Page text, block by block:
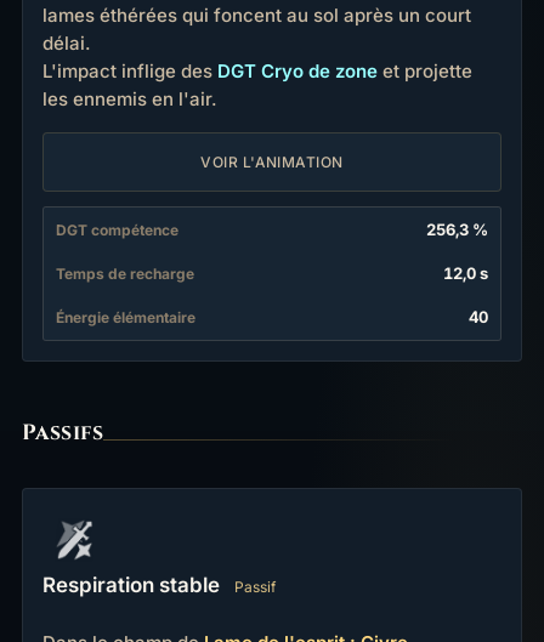
lames éthérées qui foncent au sol après un court
délai.
L'impact inflige des DGT Cryo de zoneet projette
les ennemis en l'air.
VOIR L'ANIMATION
DGT compétence 256,3 %
Temps de recharge 12,0 s
Énergie élémentaire 40
Passifs
Respiration stable Passif